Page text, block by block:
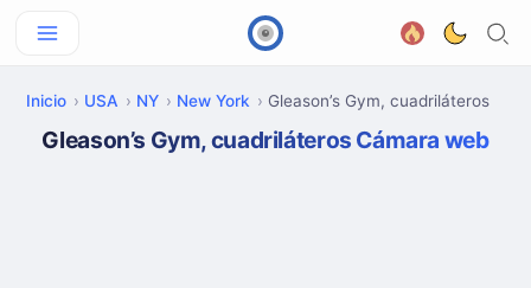
Inicio USA NY New York Gleason’s Gym, cuadriláteros
Gleason’s Gym, cuadriláteros Cámara web